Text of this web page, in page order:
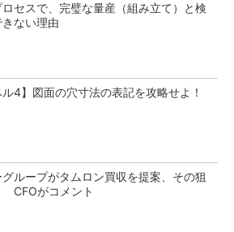
セスで、完璧な量産（組み立て）と検
ない理由
ル4】図面の穴寸法の表記を攻略せよ！
グループがタムロン買収を提案、その狙
CFOがコメント